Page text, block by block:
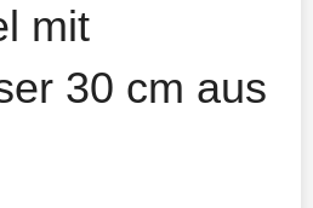
mit
30 cm aus